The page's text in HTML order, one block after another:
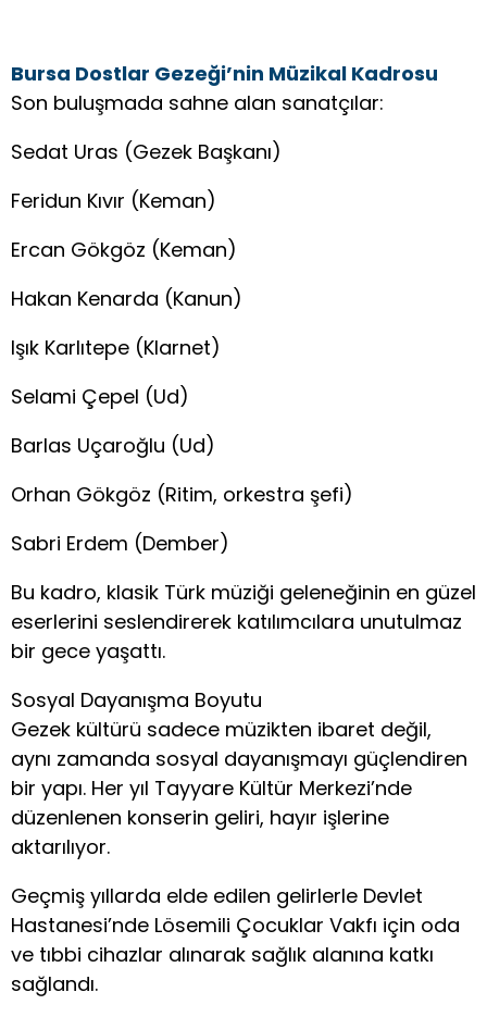
Bursa Dostlar Gezeği’nin Müzikal Kadrosu
Son buluşmada sahne alan sanatçılar:
Sedat Uras (Gezek Başkanı)
Feridun Kıvır (Keman)
Ercan Gökgöz (Keman)
Hakan Kenarda (Kanun)
Işık Karlıtepe (Klarnet)
Selami Çepel (Ud)
Barlas Uçaroğlu (Ud)
Orhan Gökgöz (Ritim, orkestra şefi)
Sabri Erdem (Dember)
Bu kadro, klasik Türk müziği geleneğinin en güzel
eserlerini seslendirerek katılımcılara unutulmaz
bir gece yaşattı.
Sosyal Dayanışma Boyutu
Gezek kültürü sadece müzikten ibaret değil,
aynı zamanda sosyal dayanışmayı güçlendiren
bir yapı. Her yıl Tayyare Kültür Merkezi’nde
düzenlenen konserin geliri, hayır işlerine
aktarılıyor.
Geçmiş yıllarda elde edilen gelirlerle Devlet
Hastanesi’nde Lösemili Çocuklar Vakfı için oda
ve tıbbi cihazlar alınarak sağlık alanına katkı
sağlandı.